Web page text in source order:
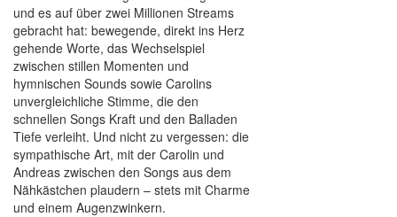
und es auf über zwei Millionen Streams
gebracht hat: bewegende, direkt ins Herz
gehende Worte, das Wechselspiel
zwischen stillen Momenten und
hymnischen Sounds sowie Carolins
unvergleichliche Stimme, die den
schnellen Songs Kraft und den Balladen
Tiefe verleiht. Und nicht zu vergessen: die
sympathische Art, mit der Carolin und
Andreas zwischen den Songs aus dem
Nähkästchen plaudern – stets mit Charme
und einem Augenzwinkern.